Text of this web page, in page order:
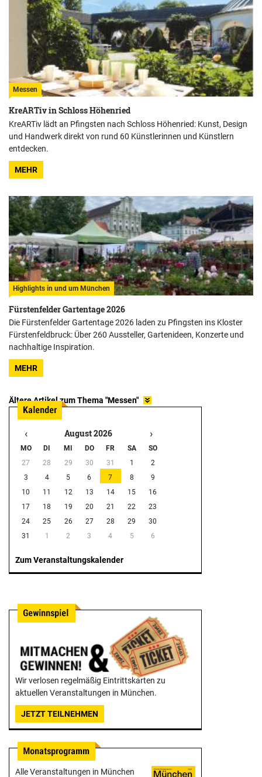
Messen
KreARTiv in Schloss Höhenried
KreARTiv lädt an Pfingsten nach Schloss Höhenried: Kunst, Design
und Handwerk direkt von rund 60 Künstlerinnen und Künstlern
entdecken.
MEHR
Highlights in und um München
Fürstenfelder Gartentage 2026
Die Fürstenfelder Gartentage 2026 laden zu Pfingsten ins Kloster
Fürstenfeldbruck: Über 260 Aussteller, Gartenideen, Konzerte und
nachhaltige Inspiration.
MEHR
Ältere Artikel zum Thema "Messen"
‹ August 2026 ›
MO DI MI DO FR SA
SO
27
28 29 30 31 1
2
3
4 5 6 7 8
9
10
11 12 13 14 15
16
17
18 19 20 21 22
23
24
25 26 27 28 29
30
31
1 2 3 4 5 6
Zum Veranstaltungskalender
Wir verlosen regelmäßig Eintrittskarten zu
aktuellen Veranstaltungen in München.
JETZT TEILNEHMEN
Alle Veranstaltungen in München